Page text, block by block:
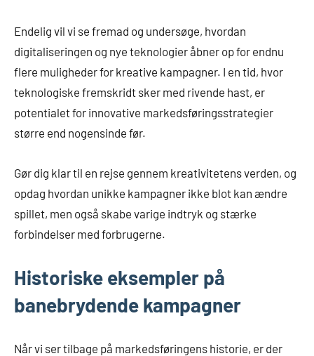
Endelig vil vi se fremad og undersøge, hvordan
digitaliseringen og nye teknologier åbner op for endnu
flere muligheder for kreative kampagner. I en tid, hvor
teknologiske fremskridt sker med rivende hast, er
potentialet for innovative markedsføringsstrategier
større end nogensinde før.
Gør dig klar til en rejse gennem kreativitetens verden, og
opdag hvordan unikke kampagner ikke blot kan ændre
spillet, men også skabe varige indtryk og stærke
forbindelser med forbrugerne.
Historiske eksempler på
banebrydende kampagner
Når vi ser tilbage på markedsføringens historie, er der